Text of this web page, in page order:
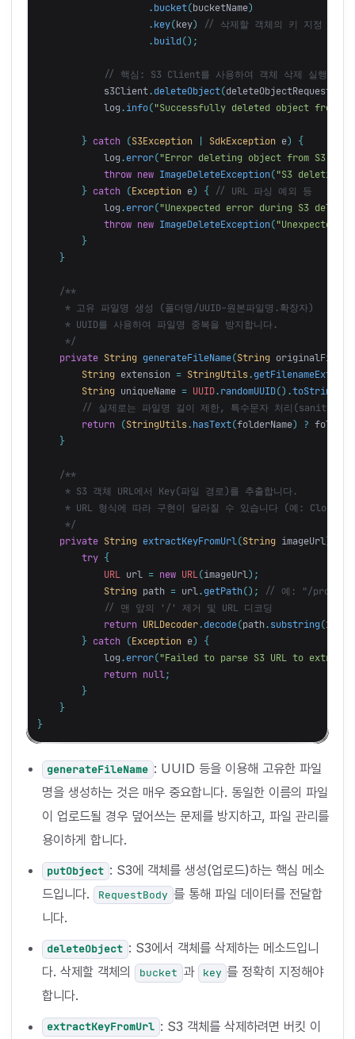
. bucket(bucketName)
. key(key)
// 삭제할 객체의 키 지정
. build();
// 핵심: S3 Client를 사용하여 객체 삭제 실행
s3Client. deleteObject(deleteObjectRequest
log . info("Successfully deleted object from
} catch (S3Exception SdkException e)
{
log . error("Error deleting object from S3.
throw new ImageDeleteException("S3 deletion
} catch (Exception e) {
// URL 파싱 예외 등
log . error("Unexpected error during S3
throw new ImageDeleteException("Unexpected
}
}
/**
     * 고유 파일명 생성 (폴더명/UUID-원본파일명.확장자)
     * UUID를 사용하여 파일명 중복을 방지합니다.
     */
private String generateFileName(String
String extension = StringUtils .
String uniqueName = UUID. randomUUID().toString
// 실제로는 파일명 길이 제한, 특수문자 처리
return
(StringUtils . hasText(folderName) ?
}
/**
     * S3 객체 URL에서 Key(파일 경로)를 추출합니다.
* URL 형식에 따라 구현이 달라질 수 있습니다 (예:
     */
private String extractKeyFromUrl (String imageUrl )
try {
URL
url = new URL (imageUrl );
String path = url .getPath();
// 예: "/profile-
// 맨 앞의 '/' 제거 및 URL 디코딩
return URLDecoder. decode(path. substring(1
} catch (Exception e)
{
log . error("Failed to parse S3 URL to
return null ;
}
}
}
generateFileName : UUID 등을 이용해 고유한 파일
명을 생성하는 것은 매우 중요합니다. 동일한 이름의 파일
이 업로드될 경우 덮어쓰는 문제를 방지하고, 파일 관리를
용이하게 합니다.
putObject : S3에 객체를 생성(업로드)하는 핵심 메소
드입니다.
RequestBody 를 통해 파일 데이터를 전달합
니다.
deleteObject : S3에서 객체를 삭제하는 메소드입니
다. 삭제할 객체의
bucket 과 key 를 정확히 지정해야
합니다.
extractKeyFromUrl : S3 객체를 삭제하려면 버킷 이